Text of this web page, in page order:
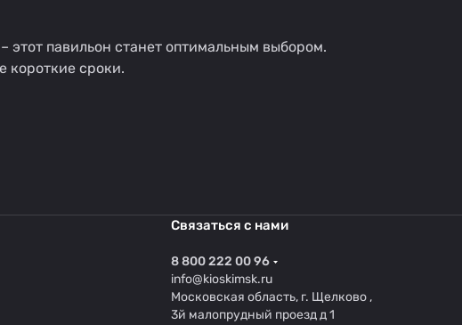
павильон станет оптимальным выбором.
короткие сроки.
Связаться с нами
8 800 222 00 96
info@kioskimsk.ru
Московская область, г. Щелково ,
3й малопрудный проезд д 1